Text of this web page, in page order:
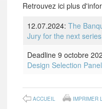
Retrouvez ici plus
12.07.2024: The
Jury for the next
Deadline 9 octobre
Design Selection
ACCUEIL IMPRIMER